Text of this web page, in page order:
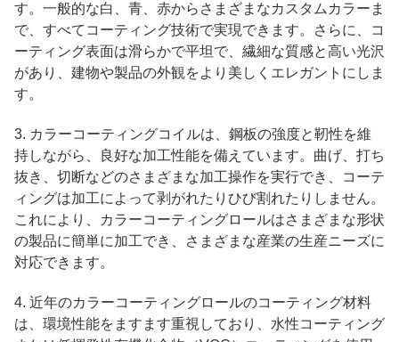
す。一般的な白、青、赤からさまざまなカスタムカラーま
で、すべてコーティング技術で実現できます。さらに、コ
ーティング表面は滑らかで平坦で、繊細な質感と高い光沢
があり、建物や製品の外観をより美しくエレガントにしま
す。
3. カラーコーティングコイルは、鋼板の強度と靭性を維
持しながら、良好な加工性能を備えています。曲げ、打ち
抜き、切断などのさまざまな加工操作を実行でき、コーテ
ィングは加工によって剥がれたりひび割れたりしません。
これにより、カラーコーティングロールはさまざまな形状
の製品に簡単に加工でき、さまざまな産業の生産ニーズに
対応できます。
4. 近年のカラーコーティングロールのコーティング材料
は、環境性能をますます重視しており、水性コーティング